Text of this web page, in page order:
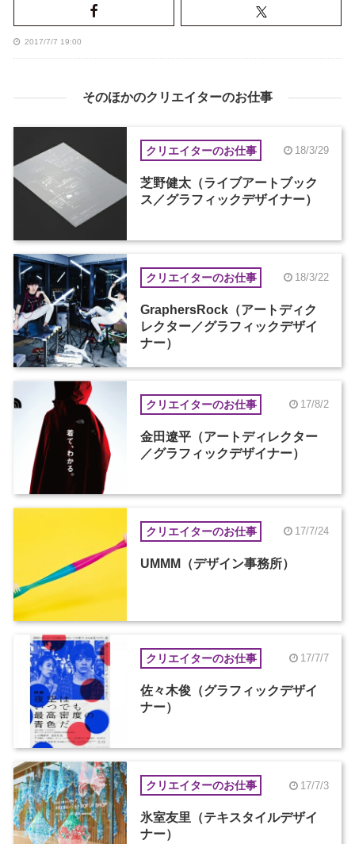
2017/7/7 19:00
そのほかのクリエイターのお仕事
クリエイターのお仕事 18/3/29
芝野健太（ライブアートブック
ス／グラフィックデザイナー）
クリエイターのお仕事 18/3/22
GraphersRock（アートディク
レクター／グラフィックデザイ
ナー）
クリエイターのお仕事 17/8/2
金田遼平（アートディレクター
／グラフィックデザイナー）
クリエイターのお仕事 17/7/24
UMMM（デザイン事務所）
クリエイターのお仕事 17/7/7
佐々木俊（グラフィックデザイ
ナー）
クリエイターのお仕事 17/7/3
氷室友里（テキスタイルデザイ
ナー）